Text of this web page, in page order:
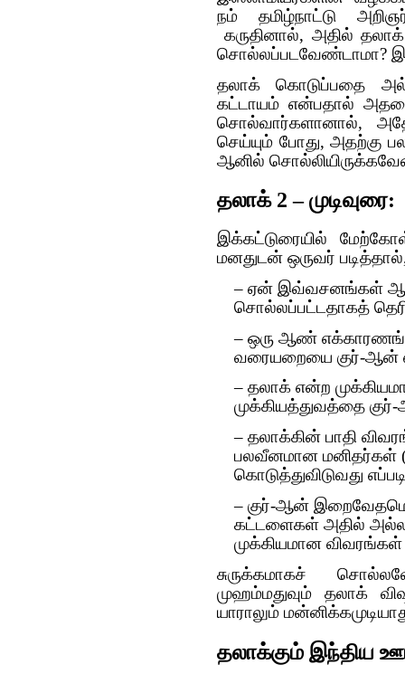
நம் தமிழ்நாட்டு
கருதினால், அதில்
சொல்லப்படவேண்டாமா?
தலாக் கொடுப்பதை
கட்டாயம் என்பதால்
சொல்வார்களானால்,
செய்யும் போது, அதற்கு
ஆனில்
தலாக் 2 – முடிவுரை:
இக்கட்டுரையில்
மனதுடன் ஒருவர்
– ஏன் இவ்வசனங்கள்
சொல்லப்பட்டதாகத்
– ஒரு ஆண்
வரையறையை குர்-ஆன்
– தலாக் என்ற
முக்கியத்துவத்தை
– தலாக்கின் பாதி
பலவீனமான மனிதர்கள்
கொடுத்துவிடுவது
– குர்-ஆன்
கட்டளைகள் அதில்
முக்கியமான விவரங்கள்
சுருக்கமாகச்
முஹம்மதுவும் தலாக்
யாராலும்
தலாக்கும் இந்திய